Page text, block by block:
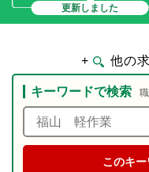
更新しました
+ 他の
キーワードで検索